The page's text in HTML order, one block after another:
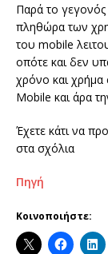
Παρά το γεγονός
πληθώρα των
του mobile
οπότε και δεν
χρόνο και
Mobile και άρα
Έχετε κάτι να
στα σχόλια
Πηγή
Κοινοποιήστε: